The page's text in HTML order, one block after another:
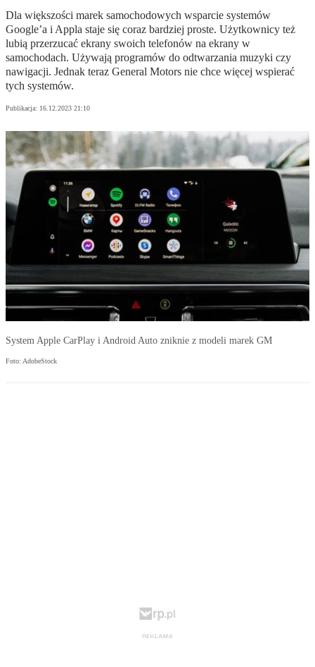
Dla większości marek samochodowych wsparcie systemów
Google’a i Appla staje się coraz bardziej proste. Użytkownicy też
lubią przerzucać ekrany swoich telefonów na ekrany w
samochodach. Używają programów do odtwarzania muzyki czy
nawigacji. Jednak teraz General Motors nie chce więcej wspierać
tych systemów.
Publikacja: 16.12.2023 21:10
System Apple CarPlay i Android Auto zniknie z modeli marek GM
Foto: AdobeStock